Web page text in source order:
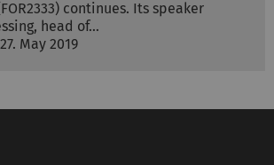
continues. Its speaker
head of…
May 2019